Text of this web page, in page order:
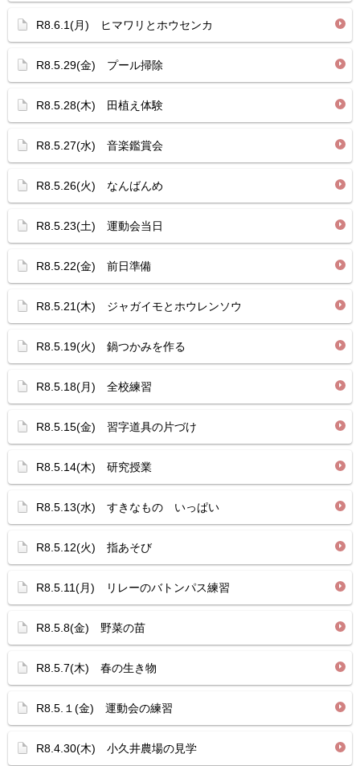
R8.6.1(月) ヒマワリとホウセンカ
R8.5.29(金) プール掃除
R8.5.28(木) 田植え体験
R8.5.27(水) 音楽鑑賞会
R8.5.26(火) なんばんめ
R8.5.23(土) 運動会当日
R8.5.22(金) 前日準備
R8.5.21(木) ジャガイモとホウレンソウ
R8.5.19(火) 鍋つかみを作る
R8.5.18(月) 全校練習
R8.5.15(金) 習字道具の片づけ
R8.5.14(木) 研究授業
R8.5.13(水) すきなもの いっぱい
R8.5.12(火) 指あそび
R8.5.11(月) リレーのバトンパス練習
R8.5.8(金) 野菜の苗
R8.5.7(木) 春の生き物
R8.5.１(金) 運動会の練習
R8.4.30(木) 小久井農場の見学